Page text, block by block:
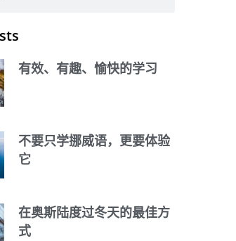
有效、有趣、愉快的学习
不要只学挪威语，更要体验
它
在奥斯陆度过冬天的最佳方
式